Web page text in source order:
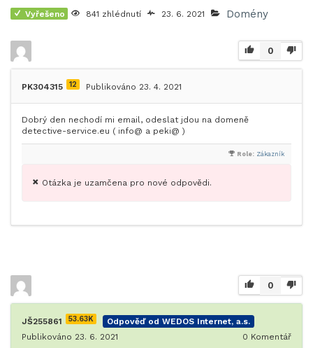
Vyřešeno 841 zhlédnutí 23. 6. 2021 Domény
0
PK304315 12 Publikováno 23. 4. 2021
Dobrý den nechodí mi email, odeslat jdou na domeně
detective-service.eu ( info@ a peki@ )
Role: Zákazník
Otázka je uzamčena pro nové odpovědi.
0
JŠ255861 53.63K
Odpověď od WEDOS Internet, a.s.
Publikováno 23. 6. 2021
0 Komentář